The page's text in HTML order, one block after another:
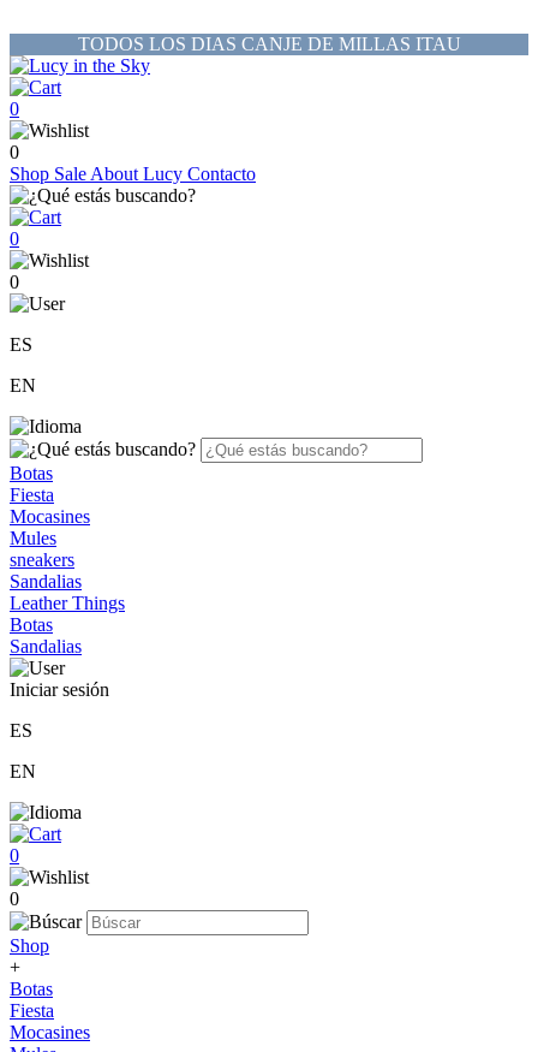
TODOS LOS DIAS CANJE DE MILLAS ITAU
0
0
Shop Sale About Lucy Contacto
0
0
ES
EN
Botas
Fiesta
Mocasines
Mules
sneakers
Sandalias
Leather Things
Botas
Sandalias
Iniciar sesión
ES
EN
0
0
Shop
+
Botas
Fiesta
Mocasines